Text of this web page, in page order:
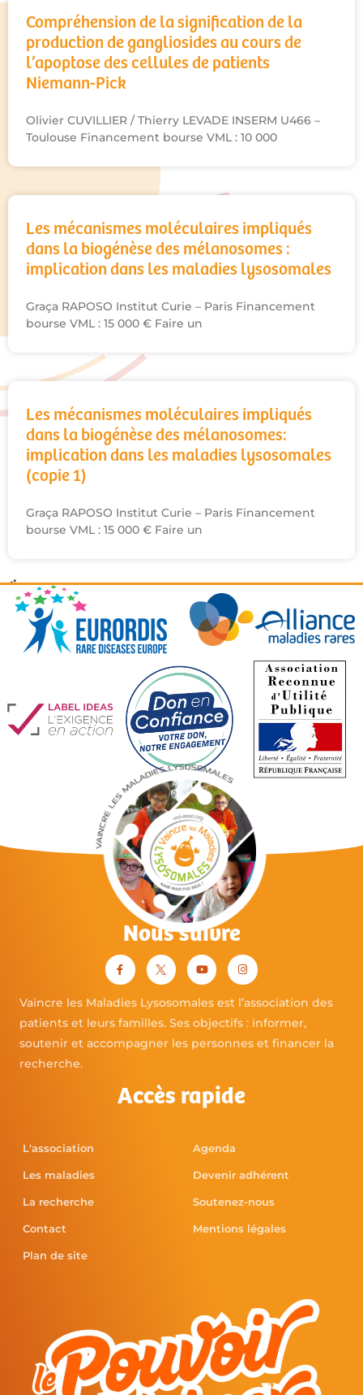
Compréhension de la signification de la
production de gangliosides au cours de
l’apoptose des cellules de patients
Niemann-Pick
Olivier CUVILLIER / Thierry LEVADE INSERM U466 –
Toulouse Financement bourse VML : 10 000
Les mécanismes moléculaires impliqués
dans la biogénèse des mélanosomes :
implication dans les maladies lysosomales
Graça RAPOSO Institut Curie – Paris Financement
bourse VML : 15 000 € Faire un
Les mécanismes moléculaires impliqués
dans la biogénèse des mélanosomes:
implication dans les maladies lysosomales
(copie 1)
Graça RAPOSO Institut Curie – Paris Financement
bourse VML : 15 000 € Faire un
Targeting lysosomal cysteine proteases by
chimeric cell-penetrating peptides
Gilles LALMANACH INSERM EMI U 00-10 – Tours
Financement bourse VML : 10 000 €
Relations entre structure et fonction de
l’Alpha-L-Fucosidase
Yves BOURNE Arch. & Fonct. des macromol. Biol. –
Marseille Financement bourse VML 2002 :
sphingolipides dans les lysosomes
Anne Maria VACCARO Istituto Superiore di Sanita –
Rome – Italie Financement bourse VML :
pathologie de la maladie de Niemann-Pick
type C
Marie-Thérèse VANIER INSERM U189 – Lyon
Financement bourse VML: 20 000 € Faire un don